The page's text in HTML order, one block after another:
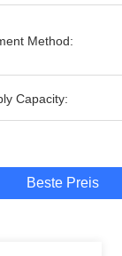
Method:
Capacity:
Beste Preis